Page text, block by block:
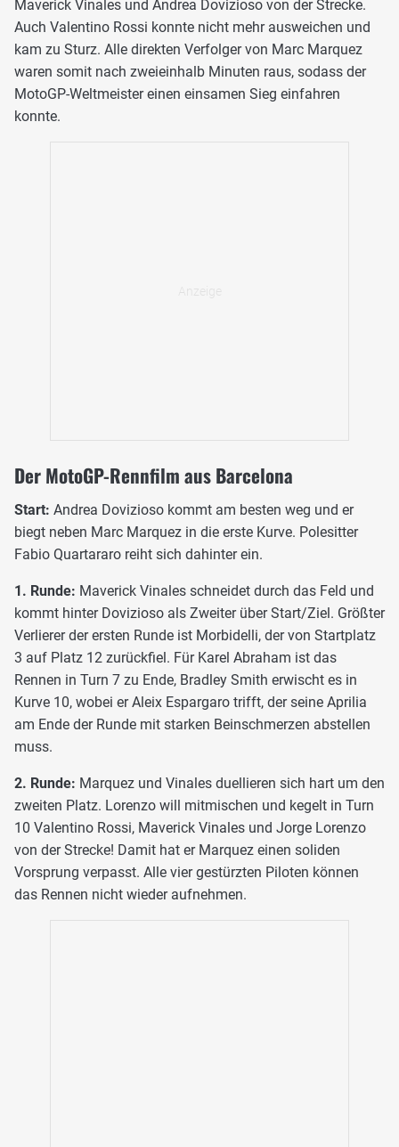
Maverick Vinales und Andrea Dovizioso von der Strecke.
Auch Valentino Rossi konnte nicht mehr ausweichen und
kam zu Sturz. Alle direkten Verfolger von Marc Marquez
waren somit nach zweieinhalb Minuten raus, sodass der
MotoGP-Weltmeister einen einsamen Sieg einfahren
konnte.
Der MotoGP-Rennfilm aus Barcelona
Start: Andrea Dovizioso kommt am besten weg und er
biegt neben Marc Marquez in die erste Kurve. Polesitter
Fabio Quartararo reiht sich dahinter ein.
1. Runde: Maverick Vinales schneidet durch das Feld und
kommt hinter Dovizioso als Zweiter über Start/Ziel. Größter
Verlierer der ersten Runde ist Morbidelli, der von Startplatz
3 auf Platz 12 zurückfiel. Für Karel Abraham ist das
Rennen in Turn 7 zu Ende, Bradley Smith erwischt es in
Kurve 10, wobei er Aleix Espargaro trifft, der seine Aprilia
am Ende der Runde mit starken Beinschmerzen abstellen
muss.
2. Runde: Marquez und Vinales duellieren sich hart um den
zweiten Platz. Lorenzo will mitmischen und kegelt in Turn
10 Valentino Rossi, Maverick Vinales und Jorge Lorenzo
von der Strecke! Damit hat er Marquez einen soliden
Vorsprung verpasst. Alle vier gestürzten Piloten können
das Rennen nicht wieder aufnehmen.